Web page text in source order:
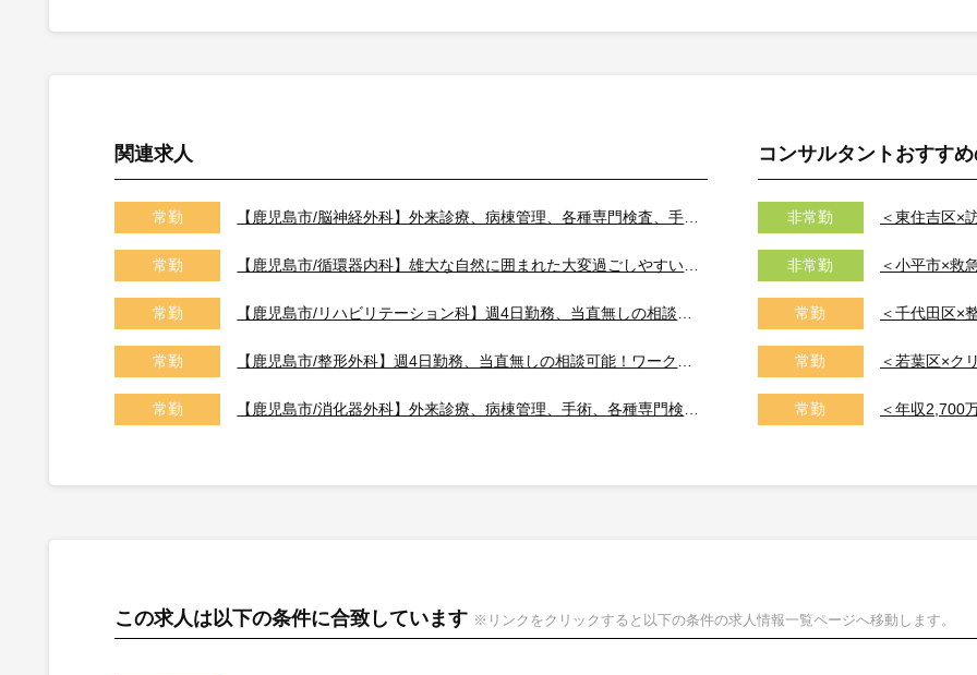
関連求人
常勤
常勤
常勤
常勤
常勤
コンサルタントおすす
非常勤
非常勤
常勤
常勤
常勤
この求人は以下の条件に合致しています ※リンクをクリックすると以下の条件の求人情報一覧ページへ移動します。